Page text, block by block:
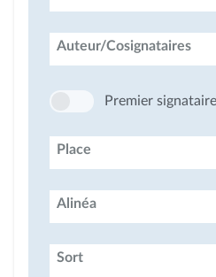
Auteur/Cosignataires
Premier
Place
Alinéa
Sort